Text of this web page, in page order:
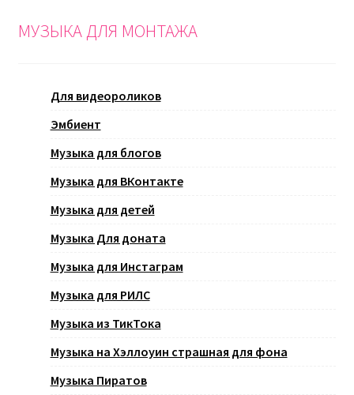
МУЗЫКА ДЛЯ МОНТАЖА
Для видеороликов
Эмбиент
Музыка для блогов
Музыка для ВКонтакте
Музыка для детей
Музыка Для доната
Музыка для Инстаграм
Музыка для РИЛС
Музыка из ТикТока
Музыка на Хэллоуин страшная для фона
Музыка Пиратов